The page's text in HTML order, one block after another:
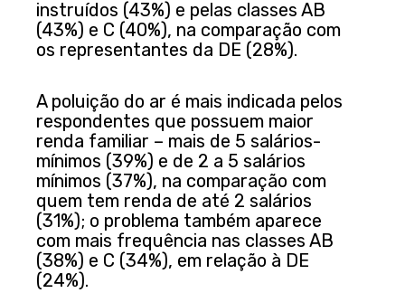
instruídos (43%) e pelas classes AB
(43%) e C (40%), na comparação com
os representantes da DE (28%).
A poluição do ar é mais indicada pelos
respondentes que possuem maior
renda familiar – mais de 5 salários-
mínimos (39%) e de 2 a 5 salários
mínimos (37%), na comparação com
quem tem renda de até 2 salários
(31%); o problema também aparece
com mais frequência nas classes AB
(38%) e C (34%), em relação à DE
(24%).